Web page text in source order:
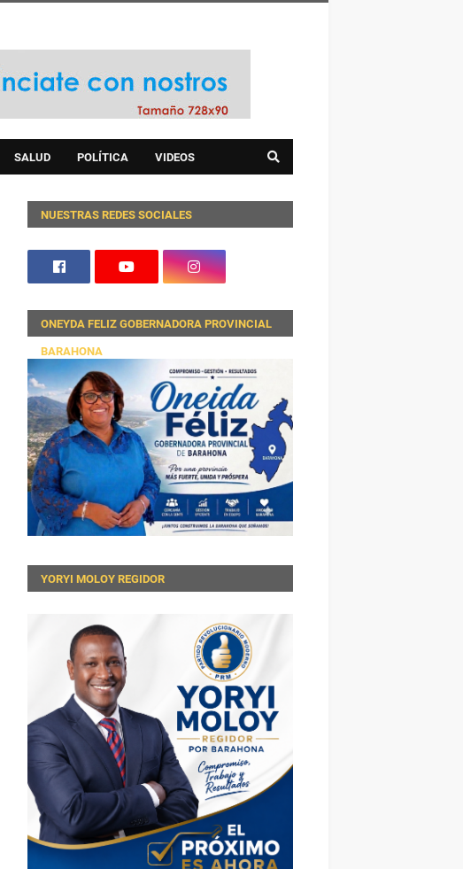
SALUD POLÍTICA VIDEOS
NUESTRAS REDES SOCIALES
ONEYDA FELIZ GOBERNADORA PROVINCIAL
BARAHONA
YORYI MOLOY REGIDOR